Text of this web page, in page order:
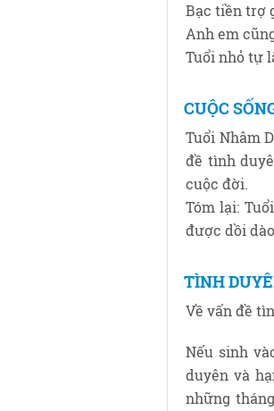
Bạc tiền trợ
Anh em
Tuổi nhỏ tự
CUỘC
Tuổi Nhâm
đề tình
cuộc đời.
Tóm lại:
được dồi
TÌNH
Về vấn đề
Nếu sinh
duyên và
những